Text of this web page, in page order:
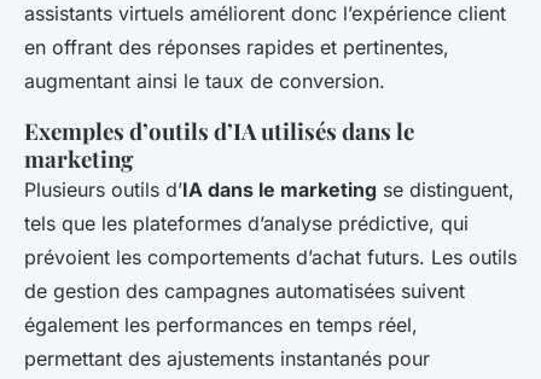
assistants virtuels améliorent donc l’expérience client
en offrant des réponses rapides et pertinentes,
augmentant ainsi le taux de conversion.
Exemples d’outils d’IA utilisés dans le
marketing
Plusieurs outils d’IA dans le marketing se distinguent,
tels que les plateformes d’analyse prédictive, qui
prévoient les comportements d’achat futurs. Les outils
de gestion des campagnes automatisées suivent
également les performances en temps réel,
permettant des ajustements instantanés pour